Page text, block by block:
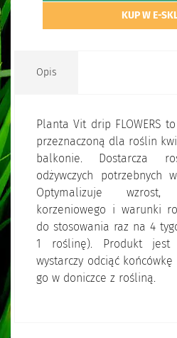
KUP W E-
Opis
Planta Vit drip FLOWERS
przeznaczoną dla roślin
balkonie. Dostarcza
odżywczych potrzebnych
Optymalizuje
korzeniowego i warunki
do stosowania raz na 4
1 roślinę). Produkt jest
wystarczy odciąć
go w doniczce z rośliną.